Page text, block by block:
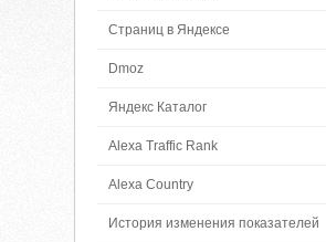
Страниц в Яндексе
Dmoz
Яндекс Каталог
Alexa Traffic Rank
Alexa Country
История изменения показателей